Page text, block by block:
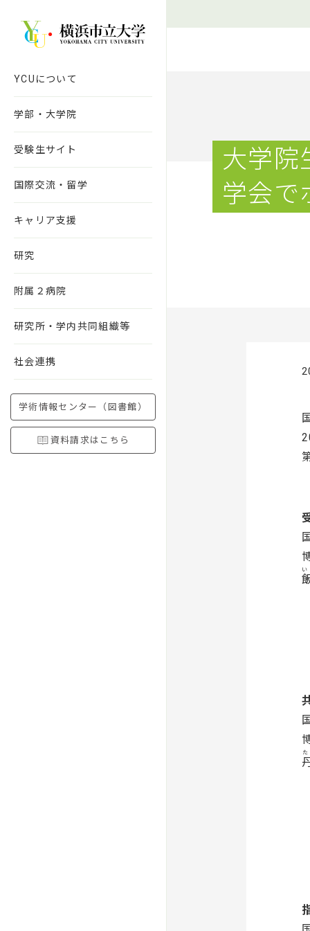
YCUについて
学部・大学院
受験生サイト
国際交流・留学
キャリア支援
研究
附属２病院
研究所・学内共同組織等
社会連携
学術情報センター（図書館）
資料請求はこちら
大学院
学会で